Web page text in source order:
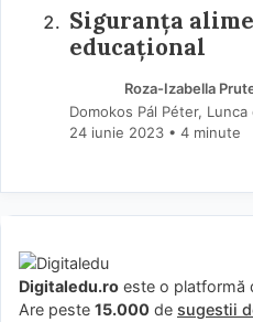
Siguranța
educațional
Roza-Izabella
Domokos Pál Péter,
24 iunie 2023 • 4 minute
Digitaledu.ro este o platformă
Are peste 15.000 de sugestii